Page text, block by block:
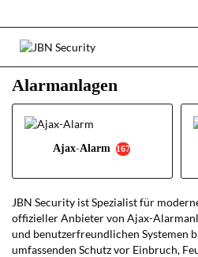
Alarmanlagen
JBN Security istSpezialist für
offizieller Anbieter von Ajax-
und benutzerfreundlichen Systemen
umfassenden Schutz vor Einbruch,
Ajax-Alarm 167